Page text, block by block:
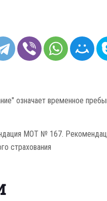
означает временное
МОТ № 167.
страхования